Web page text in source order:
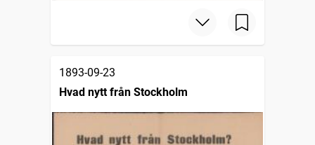
1893-09-23
Hvad nytt från Stockholm